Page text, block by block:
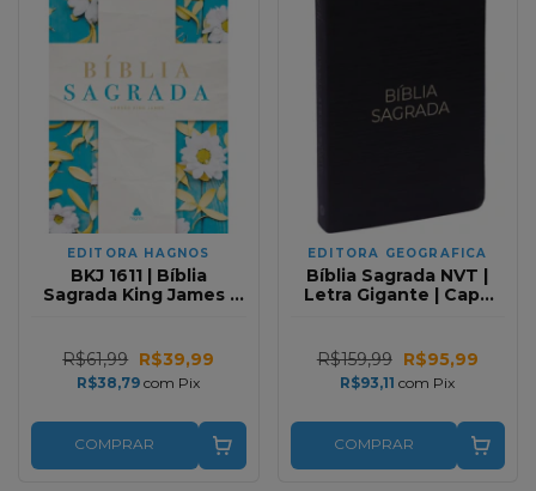
EDITORA HAGNOS
BKJ 1611 | Bíblia
Sagrada King James |
R$61,99 R$39,99
R$38,79com Pix
COMPRAR
EDITORA GEOGRAFICA
Bíblia Sagrada NVT |
Letra Gigante | Capa
R$159,99 R$95,99
R$93,11com Pix
COMPRAR